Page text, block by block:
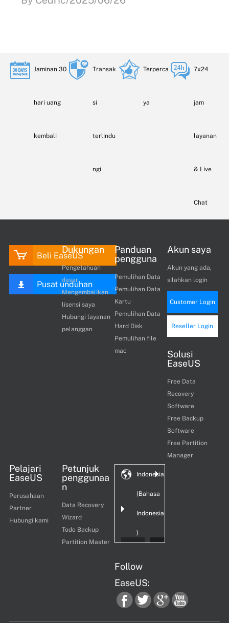
Jaminan 30
hari uang
kembali
Transak
si
terlindu
ngi
Terperca
ya
7x24
jam
layanan
& Live
Chat
Beli EaseUS
Pusat unduhan
Dukungan
Pengetahuan
dasar
Mengembalikan
lisensi saya
Hubungi layanan
pelanggan
Panduan
pengguna
Pemulihan Data
Pemulihan Data
Kartu
Pemulihan Data
Hard Disk
Pemulihan file
mac
Akun saya
Akun yang ada,
silahkan login
Customer Login
Reseller Login
Solusi
EaseUS
Free Data
Recovery
Software
Free Backup
Software
Free Partition
Manager
Pelajari
EaseUS
Perusahaan
Partner
Hubungi kami
Petunjuk
penggunaa
n
Data Recovery
Wizard
Todo Backup
Partition Master
Indonesia
(Bahasa
Indonesia
)
Follow
EaseUS: